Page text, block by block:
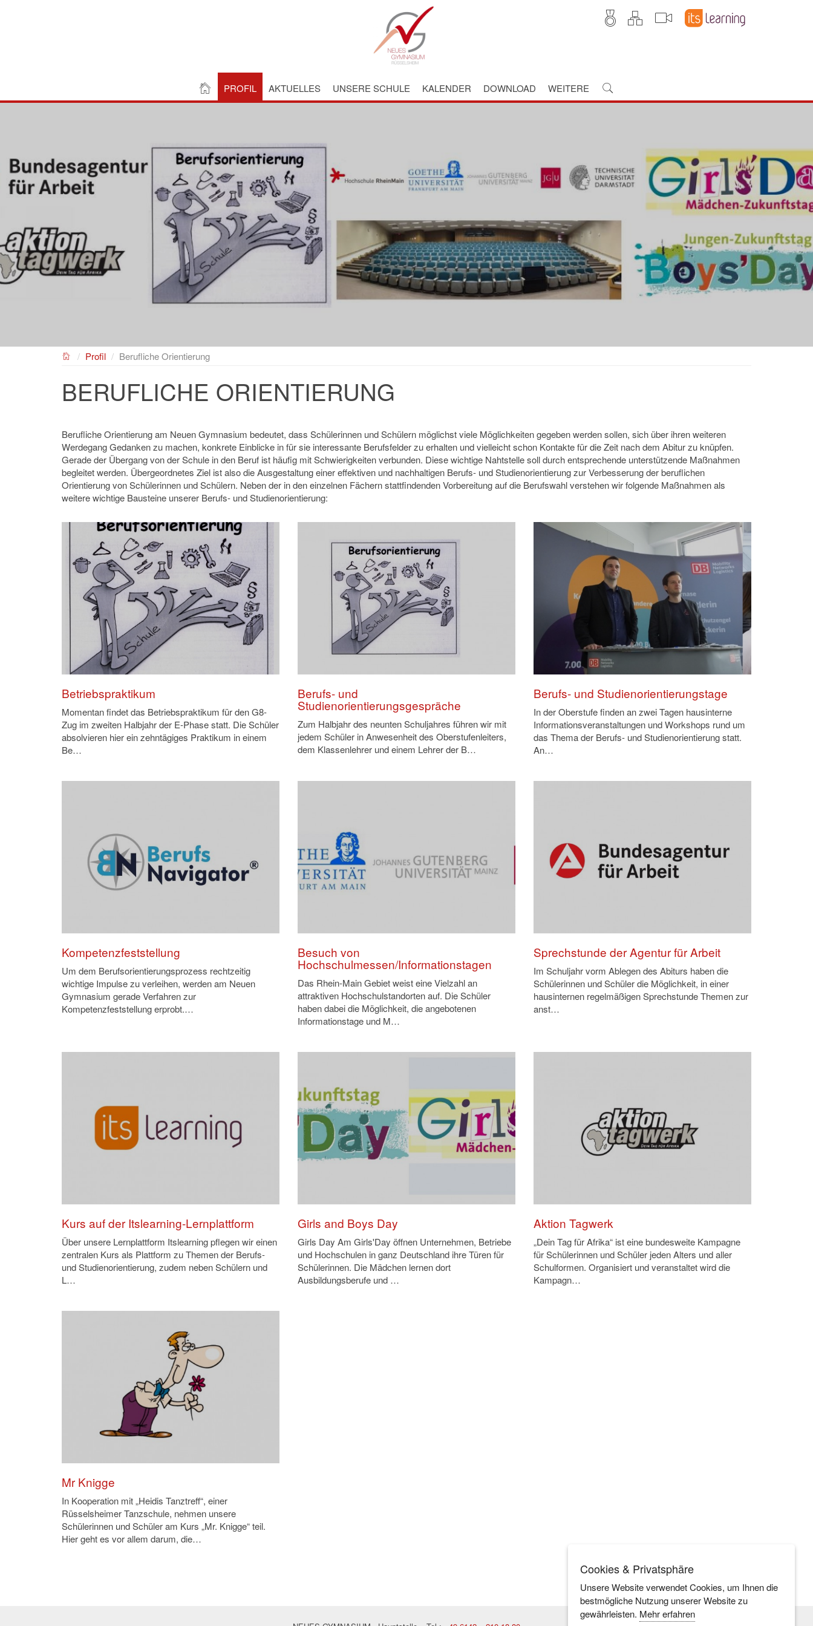
PROFIL AKTUELLES UNSERE SCHULE KALENDER DOWNLOAD WEITERE
NEUES GYMNASIUM
Profil Berufliche Orientierung
BERUFLICHE ORIENTIERUNG
Berufliche Orientierung am Neuen Gymnasium bedeutet, dass Schülerinnen und Schülern möglichst viele Möglichkeiten gegeben werden sollen, sich über ihren weiteren
Werdegang Gedanken zu machen, konkrete Einblicke in für sie interessante Berufsfelder zu erhalten und vielleicht schon Kontakte für die Zeit nach dem Abitur zu knüpfen.
Gerade der Übergang von der Schule in den Beruf ist häufig mit Schwierigkeiten verbunden. Diese wichtige Nahtstelle soll durch entsprechende unterstützende Maßnahmen
begleitet werden. Übergeordnetes Ziel ist also die Ausgestaltung einer effektiven und nachhaltigen Berufs- und Studienorientierung zur Verbesserung der beruflichen
Orientierung von Schülerinnen und Schülern. Neben der in den einzelnen Fächern stattfindenden Vorbereitung auf die Berufswahl verstehen wir folgende Maßnahmen als
weitere wichtige Bausteine unserer Berufs- und Studienorientierung:
Betriebspraktikum
Momentan findet das Betriebspraktikum für den G8-
Zug im zweiten Halbjahr der E-Phase statt. Die Schüler
absolvieren hier ein zehntägiges Praktikum in einem
Be…
Berufs- und
Studienorientierungsgespräche
Zum Halbjahr des neunten Schuljahres führen wir mit
jedem Schüler in Anwesenheit des Oberstufenleiters,
dem Klassenlehrer und einem Lehrer der B…
Berufs- und Studienorientierungstage
In der Oberstufe finden an zwei Tagen hausinterne
Informationsveranstaltungen und Workshops rund um
das Thema der Berufs- und Studienorientierung statt.
An…
Kompetenzfeststellung
Um dem Berufsorientierungsprozess rechtzeitig
wichtige Impulse zu verleihen, werden am Neuen
Gymnasium gerade Verfahren zur
Kompetenzfeststellung erprobt.…
Besuch von
Hochschulmessen/Informationstagen
Das Rhein-Main Gebiet weist eine Vielzahl an
attraktiven Hochschulstandorten auf. Die Schüler
haben dabei die Möglichkeit, die angebotenen
Informationstage und M…
Sprechstunde der Agentur für Arbeit
Im Schuljahr vorm Ablegen des Abiturs haben die
Schülerinnen und Schüler die Möglichkeit, in einer
hausinternen regelmäßigen Sprechstunde Themen zur
anst…
Kurs auf der Itslearning-Lernplattform
Über unsere Lernplattform Itslearning pflegen wir einen
zentralen Kurs als Plattform zu Themen der Berufs-
und Studienorientierung, zudem neben Schülern und
L…
Girls and Boys Day
Girls Day Am Girls'Day öffnen Unternehmen, Betriebe
und Hochschulen in ganz Deutschland ihre Türen für
Schülerinnen. Die Mädchen lernen dort
Ausbildungsberufe und …
Aktion Tagwerk
„Dein Tag für Afrika“ ist eine bundesweite Kampagne
für Schülerinnen und Schüler jeden Alters und aller
Schulformen. Organisiert und veranstaltet wird die
Kampagn…
Mr Knigge
In Kooperation mit „Heidis Tanztreff“, einer
Rüsselsheimer Tanzschule, nehmen unsere
Schülerinnen und Schüler am Kurs „Mr. Knigge“ teil.
Hier geht es vor allem darum, die…
Cookies & Privatsphäre
Unsere Website verwendet Cookies, um Ihnen die
bestmögliche Nutzung unserer Website zu
gewährleisten. Mehr erfahren